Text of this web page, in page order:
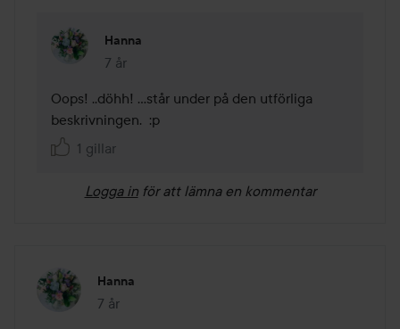
Hanna
7 år
Kommentaren lades 7 år
Oops! ..döhh! ...står under på den utförliga
beskrivningen.  :p
1 gillar
Logga in för att lämna en kommentar
Hanna
7 år
Inlägget skapades 7 år